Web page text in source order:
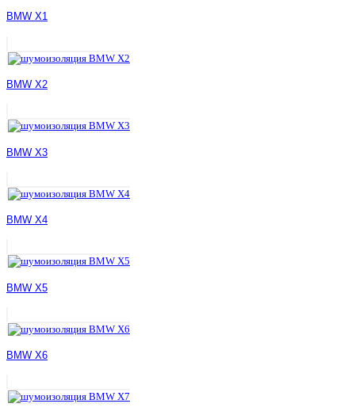
BMW X1
BMW X2
BMW X3
BMW X4
BMW X5
BMW X6